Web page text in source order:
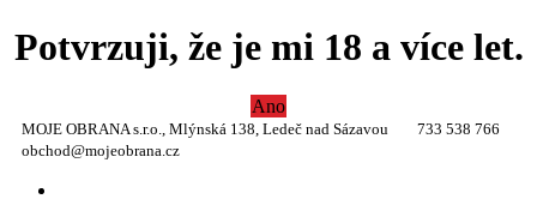
Potvrzuji, že je mi 18 a více let.
Ano
MOJE OBRANA s.r.o., Mlýnská 138, Ledeč nad Sázavou
733 538 766
obchod@mojeobrana.cz